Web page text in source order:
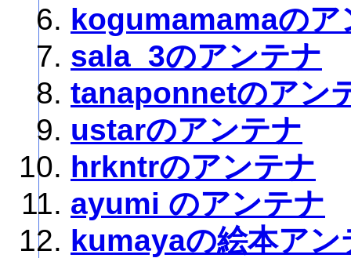
kogumamamaのア
sala_3のアンテナ
tanaponnetのアン
ustarのアンテナ
hrkntrのアンテナ
ayumi のアンテナ
kumayaの絵本アン